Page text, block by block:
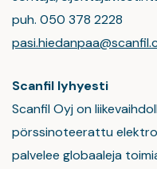
puh. 050 378 2228
Scanfil lyhyesti
Scanfil Oyj on
pörssinoteerattu
palvelee globaaleja